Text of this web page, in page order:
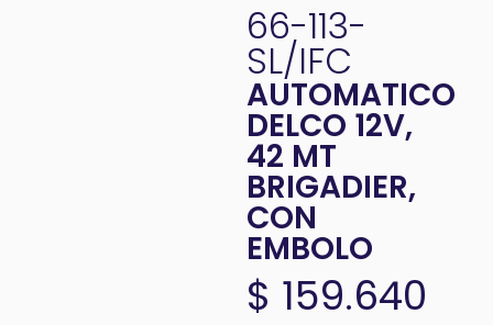
66-113-
SL/IFC
AUTOMATICO
DELCO 12V,
42 MT
BRIGADIER,
CON
EMBOLO
$ 159.640